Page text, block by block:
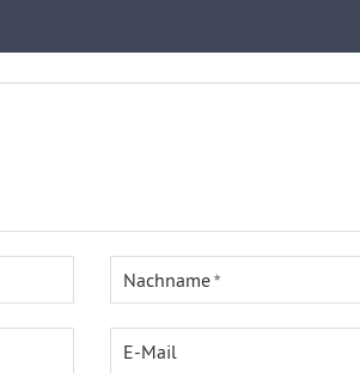
Nachname
E-Mail